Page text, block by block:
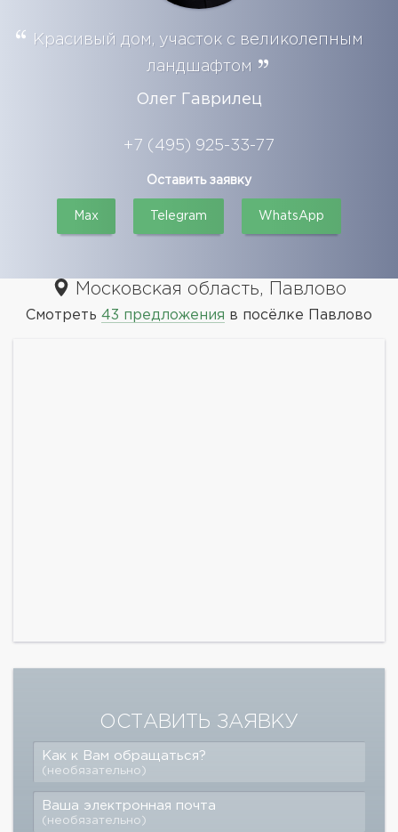
Красивый дом, участок с великолепным
ландшафтом
Олег Гаврилец
+7 (495) 925-33-77
Оставить заявку
Max Telegram WhatsApp
Московская область, Павлово
Смотреть 43 предложения в посёлке Павлово
ОСТАВИТЬ ЗАЯВКУ
Как к Вам обращаться?
(необязательно)
Ваша электронная почта
(необязательно)